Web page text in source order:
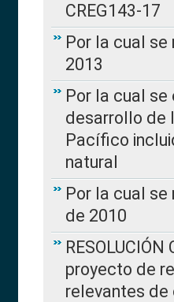
CREG143-17
Por la cual se
2013
Por la cual
desarrollo de
Pacífico
natural
Por la cual se
de 2010
proyecto de
relevantes de